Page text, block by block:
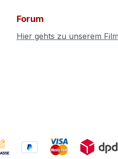
Forum
Hier gehts zu unserem